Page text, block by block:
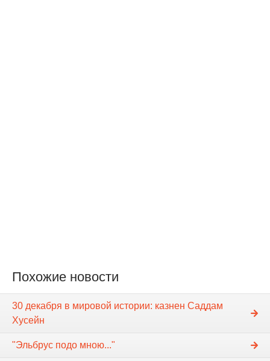
Похожие новости
30 декабря в мировой истории: казнен Саддам
Хусейн
"Эльбрус подо мною..."